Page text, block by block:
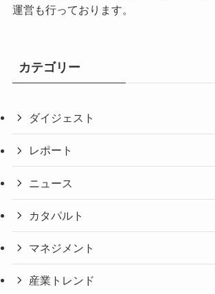
運営も行っております。
カテゴリー
ダイジェスト
レポート
ニュース
カタパルト
マネジメント
産業トレンド